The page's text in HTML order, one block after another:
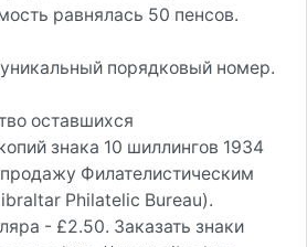
равнялась 50 пенсов.
порядковый номер.
оставшихся
знака 10 шиллингов 1934
Филателистическим
Philatelic Bureau).
- £2.50. Заказать знаки